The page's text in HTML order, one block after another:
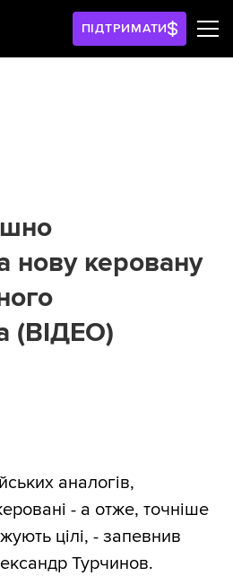
ПІДТРИМАТИ
нову керовану
(ВІДЕО)
аналогів,
- а отже, точніше
цілі, - запевнив
Турчинов.